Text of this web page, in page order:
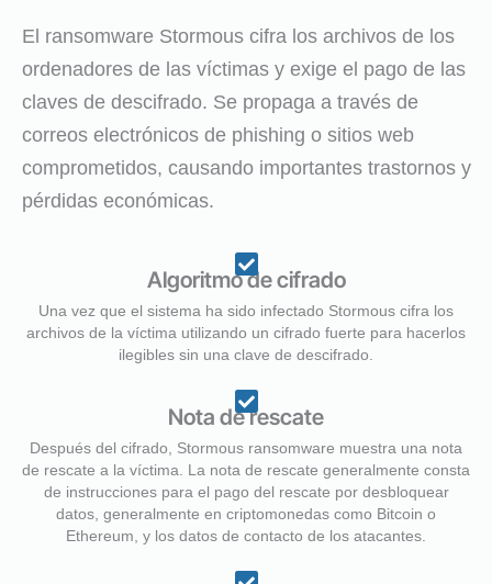
El ransomware Stormous cifra los archivos de los
ordenadores de las víctimas y exige el pago de las
claves de descifrado. Se propaga a través de
correos electrónicos de phishing o sitios web
comprometidos, causando importantes trastornos y
pérdidas económicas.
Algoritmo de cifrado
Una vez que el sistema ha sido infectado Stormous cifra los
archivos de la víctima utilizando un cifrado fuerte para hacerlos
ilegibles sin una clave de descifrado.
Nota de rescate
Después del cifrado, Stormous ransomware muestra una nota
de rescate a la víctima. La nota de rescate generalmente consta
de instrucciones para el pago del rescate por desbloquear
datos, generalmente en criptomonedas como Bitcoin o
Ethereum, y los datos de contacto de los atacantes.